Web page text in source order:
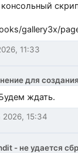
gallery3x/
11:33
для
ждать.
2026, 15:34
- не удается